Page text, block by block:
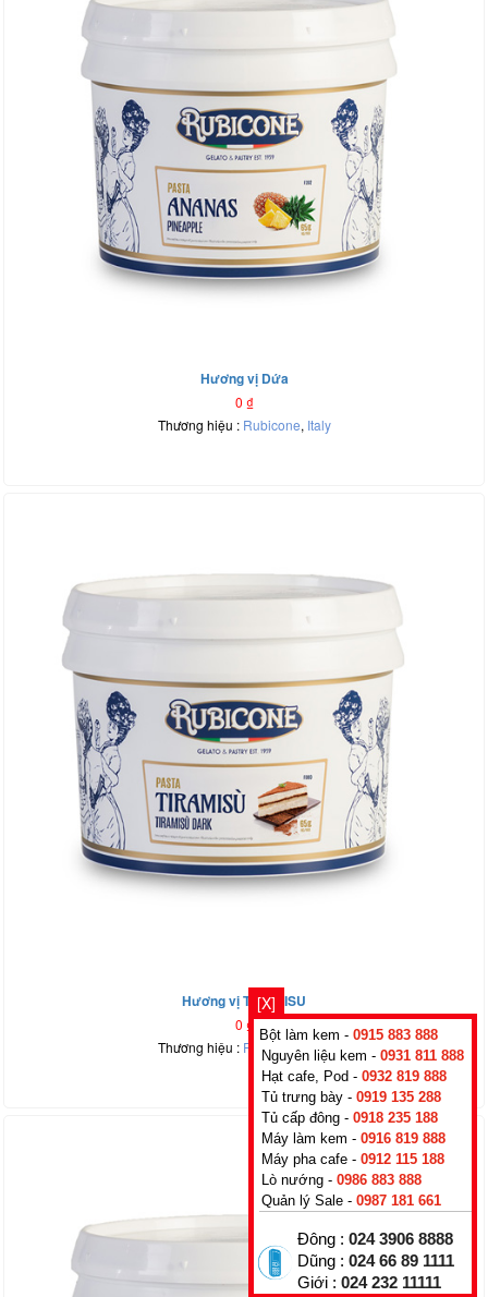
Hương vị Dứa
0 ₫
Thương hiệu : Rubicone, Italy
Hương vị TIRAMISU
0 ₫
Thương hiệu : Rubicone, Italy
[X]
Bột làm kem - 0915 883 888
Nguyên liệu kem - 0931 811 888
Hạt cafe, Pod - 0932 819 888
Tủ trưng bày - 0919 135 288
Tủ cấp đông - 0918 235 188
Máy làm kem - 0916 819 888
Máy pha cafe - 0912 115 188
Lò nướng - 0986 883 888
Quản lý Sale - 0987 181 661
Đông : 024 3906 8888
Dũng : 024 66 89 1111
Giới : 024 232 11111